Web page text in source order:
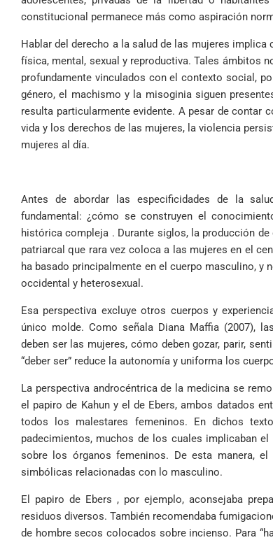
constitucional permanece más como aspiración
Hablar del derecho a la salud de las mujeres
física, mental, sexual y reproductiva. Tales ámbitos
profundamente vinculados con el contexto social,
género, el machismo y la misoginia siguen
resulta particularmente evidente. A pesar de contar
vida y los derechos de las mujeres, la violencia
mujeres al día.
Antes de abordar las especificidades de la
fundamental: ¿cómo se construyen el
histórica compleja . Durante siglos, la producción
patriarcal que rara vez coloca a las mujeres en el
ha basado principalmente en el cuerpo masculino,
occidental y heterosexual.
Esa perspectiva excluye otros cuerpos y
único molde. Como señala Diana Maffia (2007),
deben ser las mujeres, cómo deben gozar, parir,
“deber ser” reduce la autonomía y uniforma los
La perspectiva androcéntrica de la medicina se
el papiro de Kahun y el de Ebers, ambos datados
todos los malestares femeninos. En dichos
padecimientos, muchos de los cuales implicaban
sobre los órganos femeninos. De esta manera,
simbólicas relacionadas con lo masculino.
El papiro de Ebers , por ejemplo, aconsejaba
residuos diversos. También recomendaba
de hombre secos colocados sobre incienso. Para